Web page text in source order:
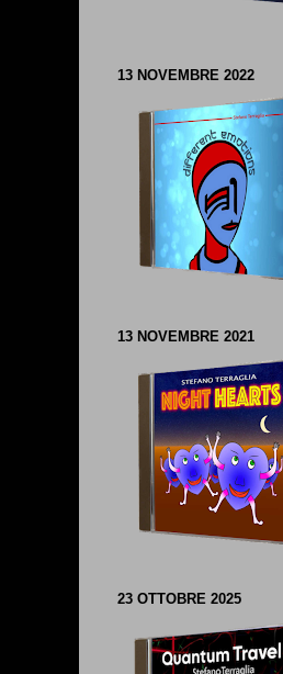
13 NOVEMBRE 2022
13 NOVEMBRE 2021
23 OTTOBRE 2025